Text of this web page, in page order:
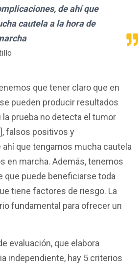
de ahí que
cautela a la hora de
que tener claro que en
pueden producir resultados
prueba no detecta el tumor
falsos positivos y
que tengamos mucha cautela
en marcha. Además, tenemos
que puede beneficiarse toda
tiene factores de riesgo. La
fundamental para ofrecer un
evaluación, que elabora
independiente, hay 5 criterios